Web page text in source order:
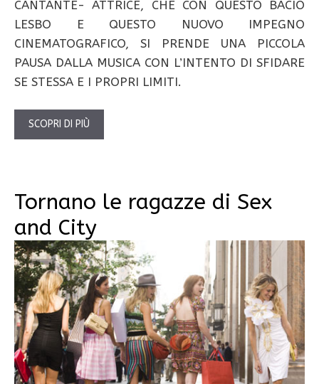
CANTANTE- ATTRICE, CHE CON QUESTO BACIO
LESBO E QUESTO NUOVO IMPEGNO
CINEMATOGRAFICO, SI PRENDE UNA PICCOLA
PAUSA DALLA MUSICA CON L’INTENTO DI SFIDARE
SE STESSA E I PROPRI LIMITI.
SCOPRI DI PIÙ
Tornano le ragazze di Sex
and City